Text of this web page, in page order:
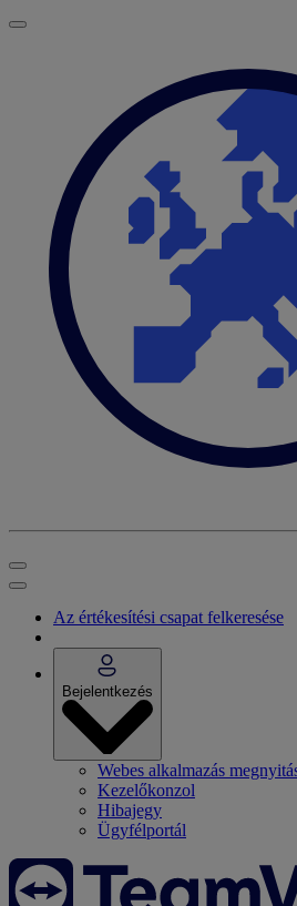
Az értékesítési csapat felkeresése
Bejelentkezés
Webes alkalmazás
Kezelőkonzol
Hibajegy
Ügyfélportál